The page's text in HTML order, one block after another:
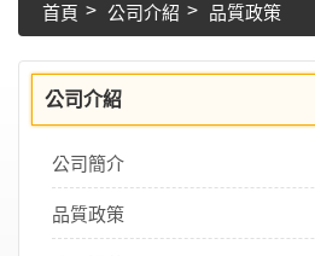
首頁 公司介紹 品質政策
公司介紹
公司簡介
品質政策